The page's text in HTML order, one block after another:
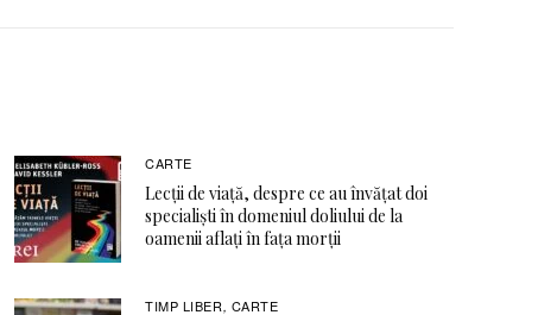
CARTE
Lecții de viață, despre ce au învățat doi
specialiști în domeniul doliului de la
oamenii aflați în fața morții
TIMP LIBER, CARTE